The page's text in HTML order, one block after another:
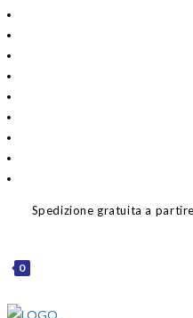
Spedizione gratuita a
0